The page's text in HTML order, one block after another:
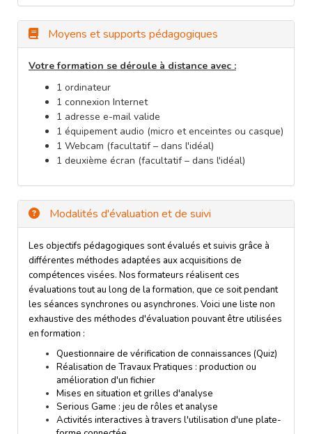
Moyens et supports pédagogiques
Votre formation se déroule à distance avec :
1 ordinateur
1 connexion Internet
1 adresse e-mail valide
1 équipement audio (micro et enceintes ou casque)
1 Webcam (facultatif – dans l'idéal)
1 deuxième écran (facultatif – dans l'idéal)
Modalités d'évaluation et de suivi
Les objectifs pédagogiques sont évalués et suivis grâce à
différentes méthodes adaptées aux acquisitions de
compétences visées. Nos formateurs réalisent ces
évaluations tout au long de la formation, que ce soit pendant
les séances synchrones ou asynchrones. Voici une liste non
exhaustive des méthodes d'évaluation pouvant être utilisées
en formation :
Questionnaire de vérification de connaissances (Quiz)
Réalisation de Travaux Pratiques : production ou
amélioration d'un fichier
Mises en situation et grilles d'analyse
Serious Game : jeu de rôles et analyse
Activités interactives à travers l'utilisation d'une plate-